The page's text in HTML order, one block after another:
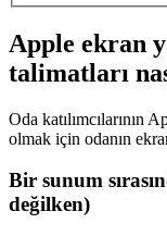
Apple ekran
talimatları
Oda katılımcılarının
olmak için odanın
Bir sunum
değilken)